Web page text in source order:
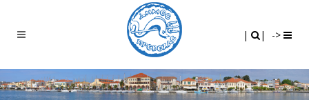
| | ->